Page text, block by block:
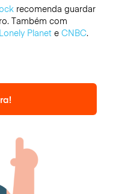
recomenda guardar
Também com
Lonely Planete CNBC.